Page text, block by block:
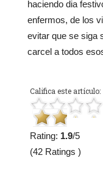
haciendo dia
enfermos, de los
evitar que se siga
carcel a todos
Califica este artículo:
Rating: 1.9/5
(42 Ratings )